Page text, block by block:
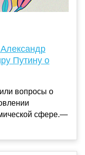
Путину о
вопросы о
сфере.—